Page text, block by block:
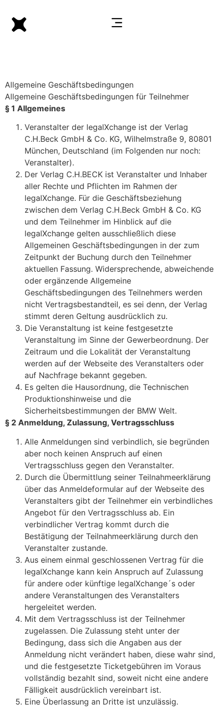
Allgemeine Geschäftsbedingungen
Allgemeine Geschäftsbedingungen für Teilnehmer
§ 1 Allgemeines
Veranstalter der legalXchange ist der Verlag
C.H.Beck GmbH & Co. KG, Wilhelmstraße 9, 80801
München, Deutschland (im Folgenden nur noch:
Veranstalter).
Der Verlag C.H.BECK ist Veranstalter und Inhaber
aller Rechte und Pflichten im Rahmen der
legalXchange. Für die Geschäftsbeziehung
zwischen dem Verlag C.H.Beck GmbH & Co. KG
und dem Teilnehmer im Hinblick auf die
legalXchange gelten ausschließlich diese
Allgemeinen Geschäftsbedingungen in der zum
Zeitpunkt der Buchung durch den Teilnehmer
aktuellen Fassung. Widersprechende, abweichende
oder ergänzende Allgemeine
Geschäftsbedingungen des Teilnehmers werden
nicht Vertragsbestandteil, es sei denn, der Verlag
stimmt deren Geltung ausdrücklich zu.
Die Veranstaltung ist keine festgesetzte
Veranstaltung im Sinne der Gewerbeordnung. Der
Zeitraum und die Lokalität der Veranstaltung
werden auf der Webseite des Veranstalters oder
auf Nachfrage bekannt gegeben.
Es gelten die Hausordnung, die Technischen
Produktionshinweise und die
Sicherheitsbestimmungen der BMW Welt.
§ 2 Anmeldung, Zulassung, Vertragsschluss
Alle Anmeldungen sind verbindlich, sie begründen
aber noch keinen Anspruch auf einen
Vertragsschluss gegen den Veranstalter.
Durch die Übermittlung seiner Teilnahmeerklärung
über das Anmeldeformular auf der Webseite des
Veranstalters gibt der Teilnehmer ein verbindliches
Angebot für den Vertragsschluss ab. Ein
verbindlicher Vertrag kommt durch die
Bestätigung der Teilnahmeerklärung durch den
Veranstalter zustande.
Aus einem einmal geschlossenen Vertrag für die
legalXchange kann kein Anspruch auf Zulassung
für andere oder künftige legalXchange´s oder
andere Veranstaltungen des Veranstalters
hergeleitet werden.
Mit dem Vertragsschluss ist der Teilnehmer
zugelassen. Die Zulassung steht unter der
Bedingung, dass sich die Angaben aus der
Anmeldung nicht verändert haben, diese wahr sind,
und die festgesetzte Ticketgebühren im Voraus
vollständig bezahlt sind, soweit nicht eine andere
Fälligkeit ausdrücklich vereinbart ist.
Eine Überlassung an Dritte ist unzulässig.